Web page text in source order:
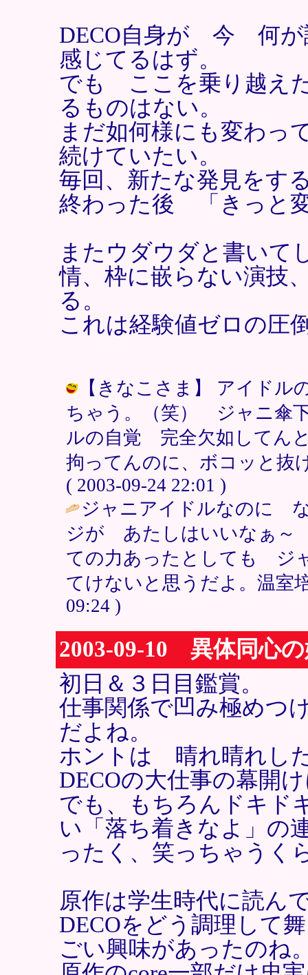
DECO自身が 今 何が
感じてるはず。
でも ここを乗り越え
るものはない。
まだ如何様にも変わっ
続けていたい。
毎回、新たな発見をす
終わった後 「きっと
またウダウダと書い
情、枠に嵌らない演技
る。
これは経験値ゼロの圧
【きなこさま】 アイドル
ちゃう。（笑） ジャニ傘
ルの自覚 完全欠如してん
拘ってんのに、ボコッと抜
( 2003-09-24 22:01 )
ジャニアイドルなのに
ジが あたしはいいなぁ
ての力あったとしても ジ
てけないと思うだよ。温室
09:24 )
2003-09-10 異体同心
初日＆３日目鑑賞。
仕事関係で凹み極めつ
だよね。
ホントは 晴れ晴れし
DECOの大仕事の幕開
でも、もちろんドキド
い「落ち着きなよ」の
ったく、笑っちゃうく
原作は学生時代に読ん
DECOをどう調理して
ごい興味があったのね